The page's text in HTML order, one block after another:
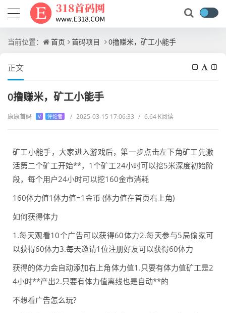
当前位置： 首页 首码项目 0撸赚米，矿工小能手
正文
0撸赚米，矿工小能手
康康首码 V 评论者 / 2025-03-15 17:06:33 / 6.64 K阅读
矿工小能手，大家进入游戏后，第一步点击左下角矿工先激
活第二个矿工开始**，1个矿工24小时可以挖5米深度初始阶
段，每个用户24小时可以挖160金市消耗
160体力值1体力值=1金币 (体力值在首页右上角)
如何获得体力
1.每天观看10个广告可以获得60体力2.每天参与5局偷家可
以获得60体力3.每天邀请1位注册好友可以获得60体力
获得的体力会自动添加右上角体力值1.只要有体力值矿工是2
4小时**产出2.只要有体力值离线也是自动**的
不想看广告怎么玩?